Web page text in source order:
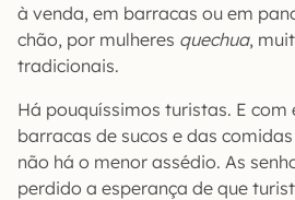
à venda, em barracas ou em
chão, por mulheres quechua,
tradicionais.
Há pouquíssimos turistas. E com
barracas de sucos e das
não há o menor assédio. As
perdido a esperança de que